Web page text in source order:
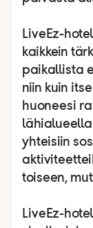
LiveEz-
kaikkein
paikallista
niin kuin
huoneesi
yhteisiin
toiseen,
LiveEz-